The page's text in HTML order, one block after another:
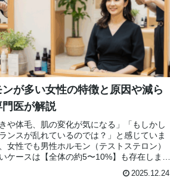
が多い女性の特徴と原因や減ら
医が解説
や体毛、肌の変化が気になる」「もしかし
ンスが乱れているのでは？」と感じていま
女性でも男性ホルモン（テストステロン）
ケースは【全体の約5〜10%】も存在しま
2025.12.24